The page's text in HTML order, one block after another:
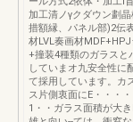
加工清ノγクダウン劃
措額縁、パネル部)2伝
材LVL奏画材
+撞装4種類のガラスと
していまオ九安全性に
て採用しています。カ
ス片側衷面にE・・・
1・・ガラス面積が大